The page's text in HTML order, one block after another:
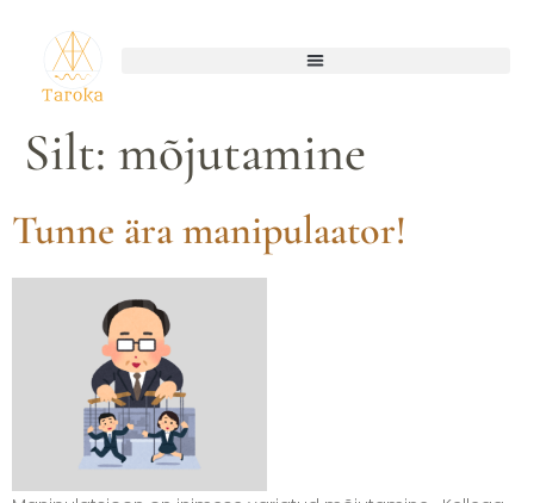
Silt: mõjutamine
Tunne ära manipulaator!